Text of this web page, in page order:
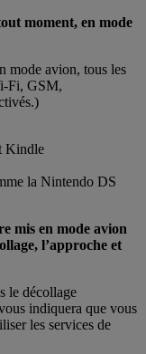
moment, en mode
mode avion, tous les
Fi, GSM,
Kindle
la Nintendo DS
mis en mode avion
l’approche et
le décollage
indiquera que vous
les services de